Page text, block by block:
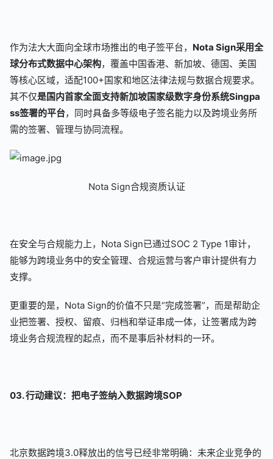
作为法大大面向全球市场推出的电子签平台， Nota Sign采用全
球分布式数据中心架构，覆盖中国香港、新加坡、德国、美国
等核心区域，适配100+国家和地区法律法规与数据合规要求。
其不仅是国内首家全面支持新加坡国家级数字身份系统Singpa
ss签署的平台，同时具备多等级电子签名能力以及跨境业务所
需的签署、管理与协同流程。
Nota Sign合规资质认证
在安全与合规能力上，Nota Sign已通过SOC 2 Type 1审计，
能够为跨境业务中的安全管理、合规运营与客户审计提供有力
支撑。
更重要的是，Nota Sign的价值不只是“完成签署”，而是帮助企
业把签署、授权、留痕、归档和举证串成一体，让签署成为跨
境业务合规流程的起点，而不是事后补材料的一环。
03. 行动建议：把电子签纳入数据跨境SOP
北京数据跨境3.0释放出的信号已经非常明确：未来企业竞争的